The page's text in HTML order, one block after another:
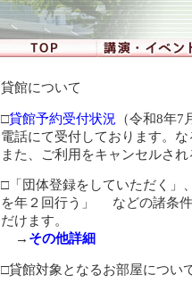
貸館について
□貸館予約受付状況
（令和8年
電話にて受付しております。
また、ご利用をキャンセルさ
□「団体登録をしていただく」
を年２回行う」 などの諸条件
だけます。
→ その他詳細
□貸館対象となるお部屋につい